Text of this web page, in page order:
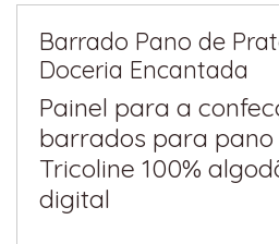
Barrado Pano de
Doceria Encantada
Painel para a
barrados para pano
Tricoline 100%
digital